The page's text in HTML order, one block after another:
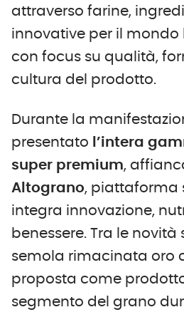
attraverso farine,
innovative per il mondo
con focus su qualità,
cultura del prodotto.
Durante la
presentato
l’intera
super premium,
Altograno, piattaforma
integra innovazione,
benessere. Tra le
semola rimacinata oro
proposta come
segmento del grano